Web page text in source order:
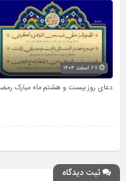
۲۷ اسفند ۱۴۰۴
دعای روز بیست و هشتم ماه مبارک
ثبت دیدگاه